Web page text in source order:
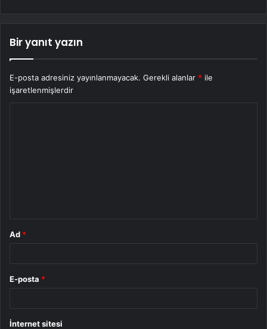
Bir yanıt yazın
E-posta adresiniz yayınlanmayacak. Gerekli alanlar * ile
işaretlenmişlerdir
Ad *
E-posta *
İnternet sitesi